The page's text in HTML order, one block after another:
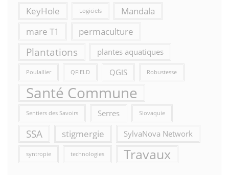
KeyHole Logiciels
Mandala
mare T1
permaculture
Plantations plantes aquatiques
Poulallier QFIELD QGIS Robustesse
Santé Commune
Sentiers des Savoirs Serres Slovaquie
SSA stigmergie SylvaNova Network
syntropie technologies Travaux